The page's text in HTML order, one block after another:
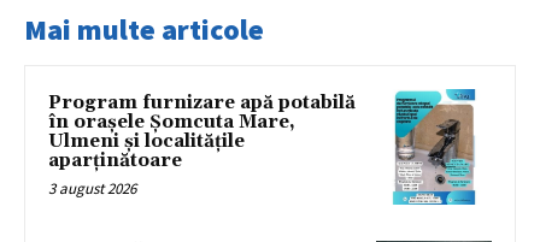
Mai multe articole
Program furnizare apă potabilă
în orașele Șomcuta Mare,
Ulmeni și localitățile
aparținătoare
3 august 2026